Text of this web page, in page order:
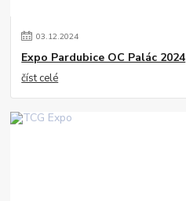
03.12.2024
Expo Pardubice OC Palác 2024
číst celé